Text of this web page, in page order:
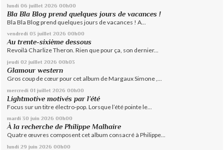
lundi 06 juillet 2026 00h00
Bla Bla Blog prend quelques jours de vacances !
Bla Bla Blog prend quelques jours de vacances ! A...
vendredi 03 juillet 2026 00h00
Au trente-sixième dessous
Revoilà Charlize Theron. Rien que pour ça, son dernier...
jeudi 02 juillet 2026 00h03
Glamour western
Gros coup de cœur pour cet album de Margaux Simone ,...
mercredi 01 juillet 2026 00h00
Lightmotive motivés par l’été
Focus sur un titre électro-pop. Lorsque l’été pointe le...
mardi 30 juin 2026 00h00
À la recherche de Philippe Malhaire
Quatre œuvres composent cet album consacré à Philippe...
lundi 29 juin 2026 00h00